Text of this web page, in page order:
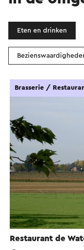
Eten en drinken
Restaurant de
Brasserie /